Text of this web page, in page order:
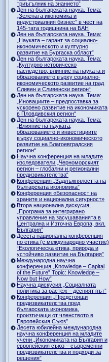
триъгълник на знанието”
Ден на българската наука. Тема:
„Зелената икономика и
индустриалния бизнес” в чест на
145-тата годишнина на БАН
Ден на българската наука. Тема:
„Науката – гарант за социално-
икономическото и културно
развитие на Бургаска област”
Ден на българската наука. Тема:
„Културно историческо
наследство, влияние на науката и
образованието върху социално-
икономическото развитие на град
Сливен и Сливенски регион“
Ден на българската наука. Тема:
„Иновациите – предпоставка за
ускорено развитие на икономиката
в Пловдивския регион“
Ден на българската наука. Тема:
„Влияние на науката,
образованието и инвестициите
върху социално-икономическото
развитие на Благоевградския
регион“
Научна конференция на младите
изследователи „Черноморският
регион – глобални и регионални
предизвикателства“
Конференция „Задлъжнялостта на
българската икономика”
Конференция «Безопасност на
храните и национална сигурност»
Втора национална дискусия:
„Програма за интегрирано
управление на засушаванията в
Централна и Източна Европа, вкл.
България”
Десета национална конференция
по етика (с международно участие)
“Екологическа етика, природа и
устойчиво развитие на България”
Международна научна
конференция „Knowledge – Capital
of the Future” Topic: Knowledge –
Now but How”
Научна дискусия „Социалната
политика за растеж – десният път”
Конференция „Предстоящи
предизвикателства пред
българската икономика,
произтичащи от членството в
Европейския Съюз”
Десета юбилейна международна
научна конференция на младите
учени „Икономиката на България и
европейския съюз – съвременни
предизвикателства и подходи за
решения”